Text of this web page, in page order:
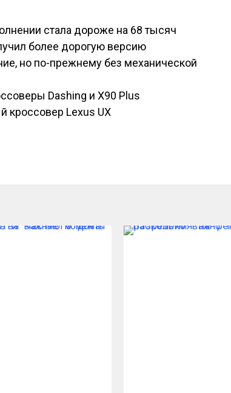
стала дороже на 68 тысяч
более дорогую версию
но по-прежнему без механической
Dashing и X90 Plus
кроссовер Lexus UX